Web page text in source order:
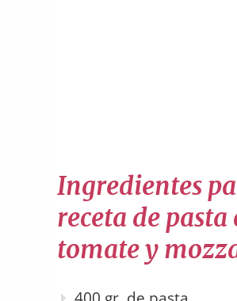
Ingredientes
receta de pasta
tomate y